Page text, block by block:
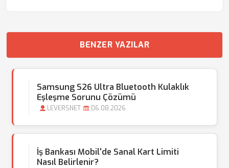
BENZER YAZILAR
Samsung S26 Ultra Bluetooth Kulaklık
Eşleşme Sorunu Çözümü
LEVERSNET 06.08.2026
İş Bankası Mobil'de Sanal Kart Limiti
Nasıl Belirlenir?